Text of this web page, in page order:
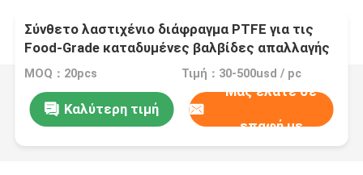
Σύνθετο λαστιχένιο διάφραγμα PTFE για τις
Food-Grade καταδυμένες βαλβίδες απαλλαγής
MOQ：20pcs Τιμή：30-500usd / pc
Καλύτερη τιμή
Μας ελάτε σε
επαφή με